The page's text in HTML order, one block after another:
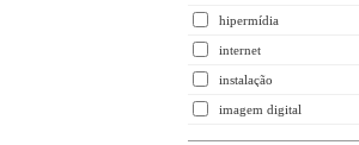
hipermídia
internet
instalação
imagem digital